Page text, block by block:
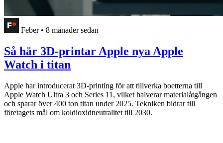
Feber • 8 månader sedan
Så här 3D-printar Apple nya Apple
Watch i titan
Apple har introducerat 3D-printing för att tillverka boetterna till
Apple Watch Ultra 3 och Series 11, vilket halverar materialåtgången
och sparar över 400 ton titan under 2025. Tekniken bidrar till
företagets mål om koldioxidneutralitet till 2030.